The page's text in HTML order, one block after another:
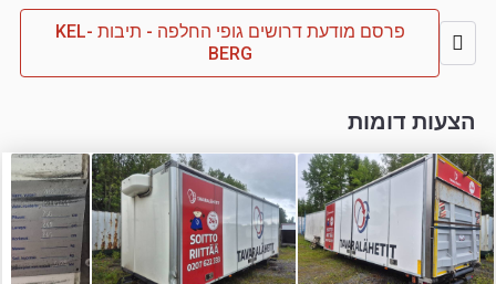
פרסם מודעת דרושים גופי החלפה - תיבות KEL-
BERG
הצעות דומות